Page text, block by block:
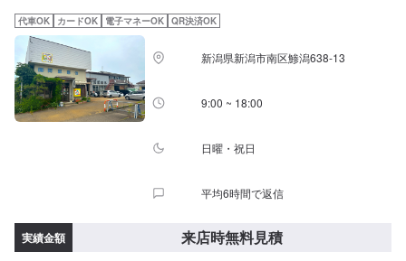
代車OK カードOK 電子マネーOK QR決済OK
新潟県新潟市南区鯵潟638-13
9:00 ~ 18:00
日曜・祝日
平均6時間で返信
実績金額 来店時無料見積